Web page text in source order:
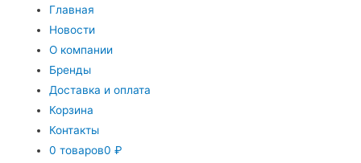
Главная
Новости
О компании
Бренды
Доставка и оплата
Корзина
Контакты
0 товаров0 ₽